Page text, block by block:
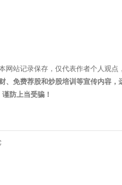
网站记录保存，仅代表作者个人观
、免费荐股和炒股培训等宣传内容
防上当受骗！